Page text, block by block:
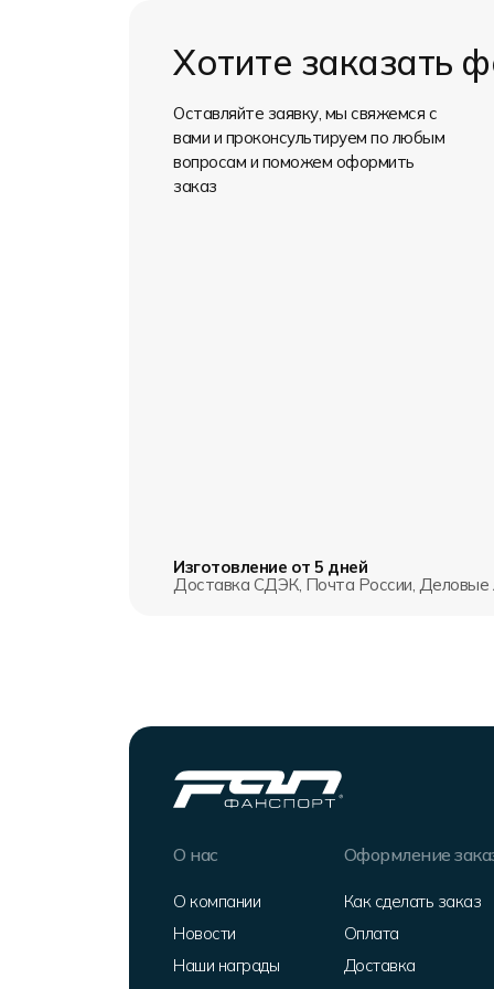
Хотите заказать
Оставляйте заявку, мы свяжемся с
вами и проконсультируем по любым
вопросам и поможем оформить
заказ
Изготовление от 5 дней
Доставка СДЭК, Почта России, Деловые
О нас
О компании
Новости
Наши награды
Оформление
Как сделать заказ
Оплата
Доставка